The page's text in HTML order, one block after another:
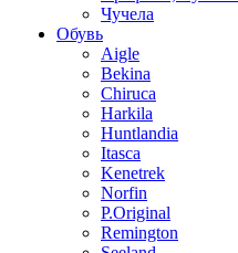
Чучела
Обувь
Aigle
Bekina
Chiruсa
Harkila
Huntlandia
Itasca
Kenetrek
Norfin
P.Original
Remington